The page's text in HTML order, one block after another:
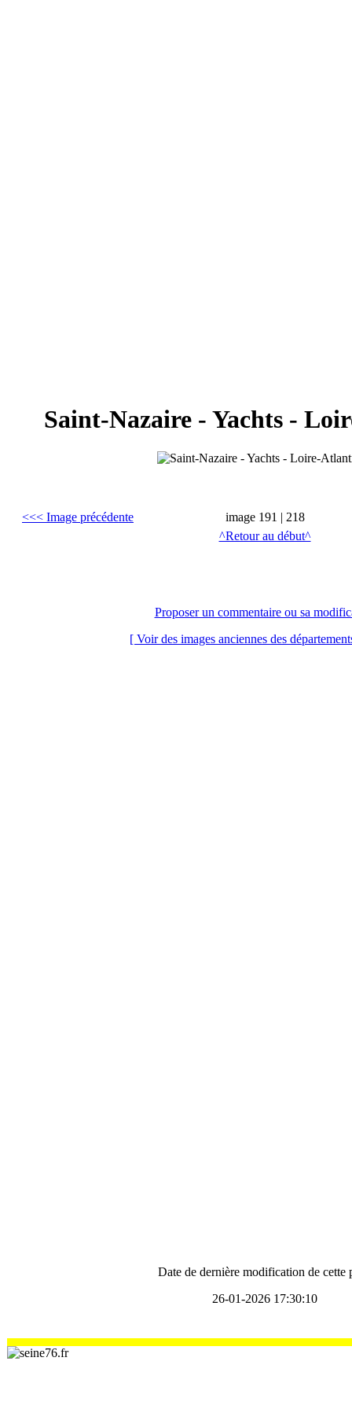
Saint-Nazaire - Yachts -
<<< Image précédente
image 191 | 218
^Retour au début^
Proposer un commentaire ou sa
[ Voir des images anciennes des
Date de dernière modification de cette
26-01-2026 17:30:10